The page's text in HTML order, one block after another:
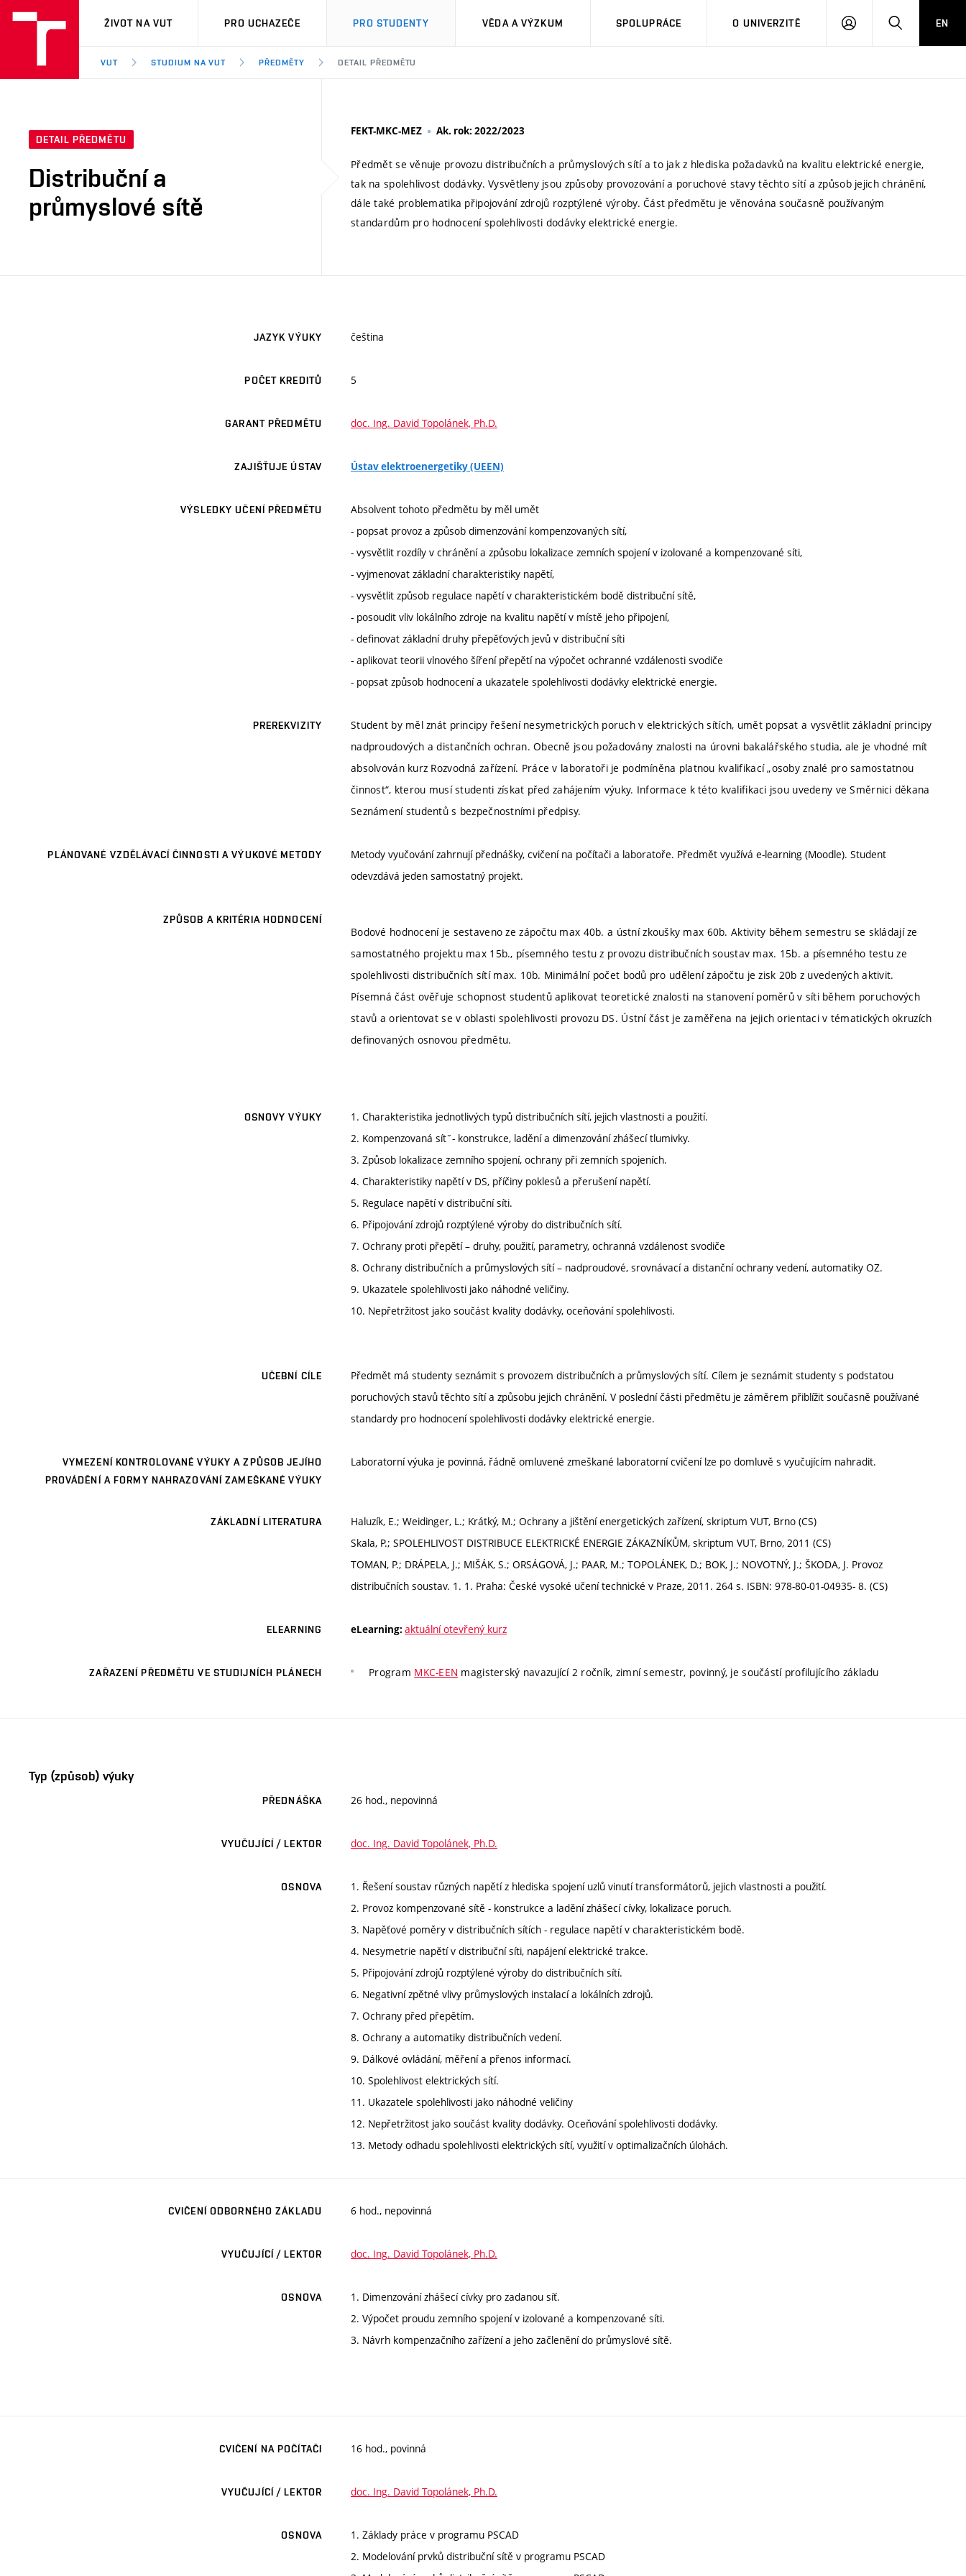
VUT
ŽIVOT NA VUT PRO UCHAZEČE PRO STUDENTY VĚDA A VÝZKUM SPOLUPRÁCE O UNIVERZITĚ
PŘIHLÁSIT HLEDATEN
VUT STUDIUM NA VUT PŘEDMĚTY DETAIL PŘEDMĚTU
DETAIL PŘEDMĚTU
Distribuční a
průmyslové sítě
FEKT-MKC-MEZ Ak. rok: 2022/2023
Předmět se věnuje provozu distribučních a průmyslových sítí a to jak z hlediska požadavků na kvalitu elektrické energie,
tak na spolehlivost dodávky. Vysvětleny jsou způsoby provozování a poruchové stavy těchto sítí a způsob jejich chránění,
dále také problematika připojování zdrojů rozptýlené výroby. Část předmětu je věnována současně používaným
standardům pro hodnocení spolehlivosti dodávky elektrické energie.
JAZYK VÝUKY čeština
POČET KREDITŮ 5
GARANT PŘEDMĚTU doc. Ing. David Topolánek, Ph.D.
ZAJIŠŤUJE ÚSTAV Ústav elektroenergetiky (UEEN)
VÝSLEDKY UČENÍ PŘEDMĚTU
Absolvent tohoto předmětu by měl umět
- popsat provoz a způsob dimenzování kompenzovaných sítí,
- vysvětlit rozdíly v chránění a způsobu lokalizace zemních spojení v izolované a kompenzované síti,
- vyjmenovat základní charakteristiky napětí,
- vysvětlit způsob regulace napětí v charakteristickém bodě distribuční sítě,
- posoudit vliv lokálního zdroje na kvalitu napětí v místě jeho připojení,
- definovat základní druhy přepěťových jevů v distribuční síti
- aplikovat teorii vlnového šíření přepětí na výpočet ochranné vzdálenosti svodiče
- popsat způsob hodnocení a ukazatele spolehlivosti dodávky elektrické energie.
PREREKVIZITY
Student by měl znát principy řešení nesymetrických poruch v elektrických sítích, umět popsat a vysvětlit základní principy
nadproudových a distančních ochran. Obecně jsou požadovány znalosti na úrovni bakalářského studia, ale je vhodné mít
absolvován kurz Rozvodná zařízení. Práce v laboratoři je podmíněna platnou kvalifikací „osoby znalé pro samostatnou
činnost“, kterou musí studenti získat před zahájením výuky. Informace k této kvalifikaci jsou uvedeny ve Směrnici děkana
Seznámení studentů s bezpečnostními předpisy.
PLÁNOVANÉ VZDĚLÁVACÍ ČINNOSTI A VÝUKOVÉ METODY
Metody vyučování zahrnují přednášky, cvičení na počítači a laboratoře. Předmět využívá e-learning (Moodle). Student
odevzdává jeden samostatný projekt.
ZPŮSOB A KRITÉRIA HODNOCENÍ
Bodové hodnocení je sestaveno ze zápočtu max 40b. a ústní zkoušky max 60b. Aktivity během semestru se skládají ze
samostatného projektu max 15b., písemného testu z provozu distribučních soustav max. 15b. a písemného testu ze
spolehlivosti distribučních sítí max. 10b. Minimální počet bodů pro udělení zápočtu je zisk 20b z uvedených aktivit.
Písemná část ověřuje schopnost studentů aplikovat teoretické znalosti na stanovení poměrů v síti během poruchových
stavů a orientovat se v oblasti spolehlivosti provozu DS. Ústní část je zaměřena na jejich orientaci v tématických okruzích
definovaných osnovou předmětu.
OSNOVY VÝUKY
1. Charakteristika jednotlivých typů distribučních sítí, jejich vlastnosti a použití.
2. Kompenzovaná sítˇ- konstrukce, ladění a dimenzování zhášecí tlumivky.
3. Způsob lokalizace zemního spojení, ochrany při zemních spojeních.
4. Charakteristiky napětí v DS, příčiny poklesů a přerušení napětí.
5. Regulace napětí v distribuční síti.
6. Připojování zdrojů rozptýlené výroby do distribučních sítí.
7. Ochrany proti přepětí – druhy, použití, parametry, ochranná vzdálenost svodiče
8. Ochrany distribučních a průmyslových sítí – nadproudové, srovnávací a distanční ochrany vedení, automatiky OZ.
9. Ukazatele spolehlivosti jako náhodné veličiny.
10. Nepřetržitost jako součást kvality dodávky, oceňování spolehlivosti.
UČEBNÍ CÍLE
Předmět má studenty seznámit s provozem distribučních a průmyslových sítí. Cílem je seznámit studenty s podstatou
poruchových stavů těchto sítí a způsobu jejich chránění. V poslední části předmětu je záměrem přiblížit současně používané
standardy pro hodnocení spolehlivosti dodávky elektrické energie.
VYMEZENÍ KONTROLOVANÉ VÝUKY A ZPŮSOB JEJÍHO
PROVÁDĚNÍ A FORMY NAHRAZOVÁNÍ ZAMEŠKANÉ VÝUKY
Laboratorní výuka je povinná, řádně omluvené zmeškané laboratorní cvičení lze po domluvě s vyučujícím nahradit.
ZÁKLADNÍ LITERATURA
Haluzík, E.; Weidinger, L.; Krátký, M.; Ochrany a jištění energetických zařízení, skriptum VUT, Brno (CS)
Skala, P.; SPOLEHLIVOST DISTRIBUCE ELEKTRICKÉ ENERGIE ZÁKAZNÍKŮM, skriptum VUT, Brno, 2011 (CS)
TOMAN, P.; DRÁPELA, J.; MIŠÁK, S.; ORSÁGOVÁ, J.; PAAR, M.; TOPOLÁNEK, D.; BOK, J.; NOVOTNÝ, J.; ŠKODA, J. Provoz
distribučních soustav. 1. 1. Praha: České vysoké učení technické v Praze, 2011. 264 s. ISBN: 978-80-01-04935- 8. (CS)
ELEARNING eLearning: aktuální otevřený kurz
ZAŘAZENÍ PŘEDMĚTU VE STUDIJNÍCH PLÁNECH Program MKC-EEN magisterský navazující 2 ročník, zimní semestr, povinný, je součástí profilujícího základu
Typ (způsob) výuky
PŘEDNÁŠKA 26 hod., nepovinná
VYUČUJÍCÍ / LEKTOR doc. Ing. David Topolánek, Ph.D.
OSNOVA
1. Řešení soustav různých napětí z hlediska spojení uzlů vinutí transformátorů, jejich vlastnosti a použití.
2. Provoz kompenzované sítě - konstrukce a ladění zhášecí cívky, lokalizace poruch.
3. Napěťové poměry v distribučních sítích - regulace napětí v charakteristickém bodě.
4. Nesymetrie napětí v distribuční síti, napájení elektrické trakce.
5. Připojování zdrojů rozptýlené výroby do distribučních sítí.
6. Negativní zpětné vlivy průmyslových instalací a lokálních zdrojů.
7. Ochrany před přepětím.
8. Ochrany a automatiky distribučních vedení.
9. Dálkové ovládání, měření a přenos informací.
10. Spolehlivost elektrických sítí.
11. Ukazatele spolehlivosti jako náhodné veličiny
12. Nepřetržitost jako součást kvality dodávky. Oceňování spolehlivosti dodávky.
13. Metody odhadu spolehlivosti elektrických sítí, využití v optimalizačních úlohách.
CVIČENÍ ODBORNÉHO ZÁKLADU 6 hod., nepovinná
VYUČUJÍCÍ / LEKTOR doc. Ing. David Topolánek, Ph.D.
OSNOVA
1. Dimenzování zhášecí cívky pro zadanou síť.
2. Výpočet proudu zemního spojení v izolované a kompenzované síti.
3. Návrh kompenzačního zařízení a jeho začlenění do průmyslové sítě.
CVIČENÍ NA POČÍTAČI 16 hod., povinná
VYUČUJÍCÍ / LEKTOR doc. Ing. David Topolánek, Ph.D.
OSNOVA
1. Základy práce v programu PSCAD
2. Modelování prvků distribuční sítě v programu PSCAD